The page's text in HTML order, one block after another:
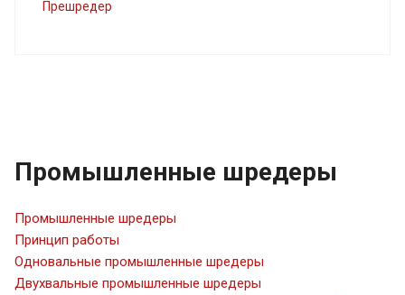
Прешредер
Промышленные шредеры
Промышленные шредеры
Принцип работы
Одновальные промышленные шредеры
Двухвальные промышленные шредеры